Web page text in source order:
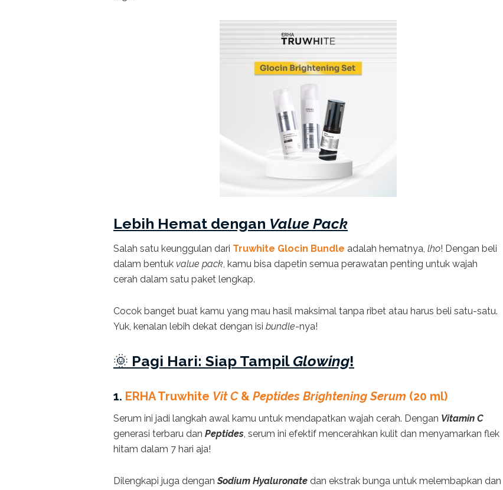
Lebih Hemat dengan Value Pack
Salah satu keunggulan dari Truwhite Glocin Bundle adalah hematnya, lho! Dengan beli
dalam bentuk value pack, kamu bisa dapetin semua perawatan penting untuk wajah
cerah dalam satu paket lengkap.
Cocok banget buat kamu yang mau hasil maksimal tanpa ribet atau harus beli satu-satu.
Yuk, kenalan lebih dekat dengan isi bundle-nya!
🌞 Pagi Hari: Siap Tampil Glowing!
1. ERHA Truwhite Vit C& Peptides Brightening Serum (20 ml)
Serum ini jadi langkah awal kamu untuk mendapatkan wajah cerah. Dengan Vitamin C
generasi terbaru dan Peptides , serum ini efektif mencerahkan kulit dan menyamarkan flek
hitam dalam 7 hari aja!
Dilengkapi juga denganSodium Hyaluronate dan ekstrak bunga untuk melembapkan dan